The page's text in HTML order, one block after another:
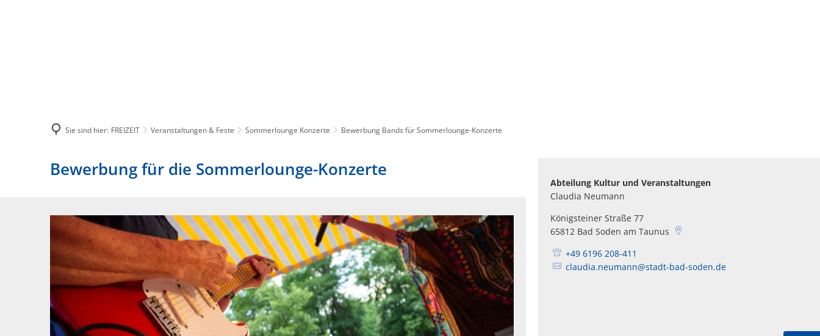
Sie sind hier: FREIZEIT Veranstaltungen & Feste Sommerlounge Konzerte Bewerbung Bands für Sommerlounge-Konzerte
Bewerbung für die Sommerlounge-Konzerte
Abteilung Kultur und Veranstaltungen
Claudia Neumann
Königsteiner Straße 77
65812 Bad Soden am Taunus
+49 6196 208-411
claudia.neumann@stadt-bad-soden.de